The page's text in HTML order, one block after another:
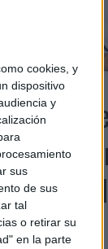
cookies, y
dispositivo
y
sus
de sus
tal
o retirar su
en la parte
de